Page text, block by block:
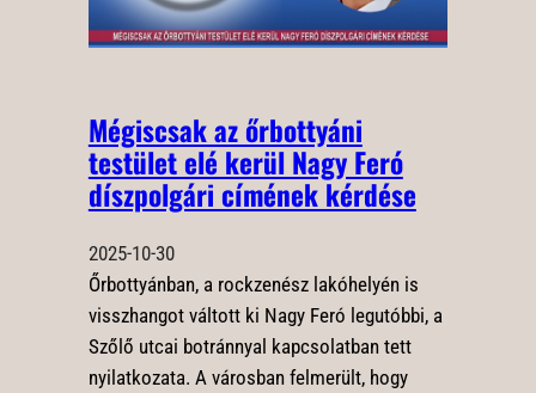
Mégiscsak az őrbottyáni
testület elé kerül Nagy Feró
díszpolgári címének kérdése
2025-10-30
Őrbottyánban, a rockzenész lakóhelyén is
visszhangot váltott ki Nagy Feró legutóbbi, a
Szőlő utcai botránnyal kapcsolatban tett
nyilatkozata. A városban felmerült, hogy